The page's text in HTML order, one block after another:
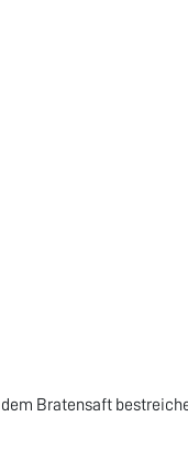
Bratensaft